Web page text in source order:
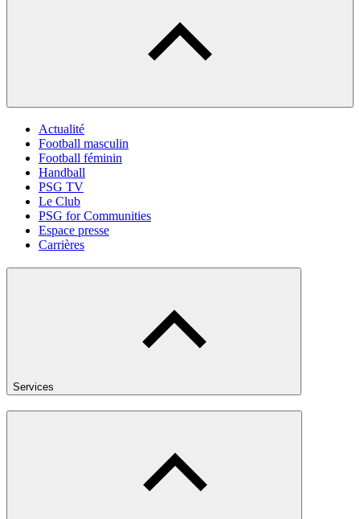
Actualité
Football masculin
Football féminin
Handball
PSG TV
Le Club
PSG for Communities
Espace presse
Carrières
Services